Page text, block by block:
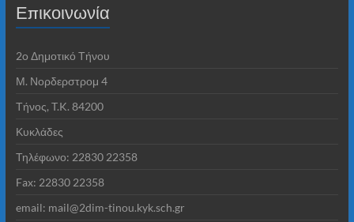
Επικοινωνία
2o Δημοτικό Τήνου
Μ. Νορδερστρομ 4
Τήνος, T.K. 84200
Κυκλάδες
Τηλέφωνο: 22830 22358
Fax: 22830 22358
email: mail@2dim-tinou.kyk.sch.gr